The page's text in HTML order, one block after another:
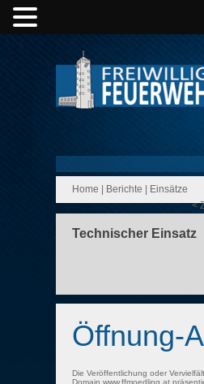
Home Berichte
Einsätze
<
Technischer Einsatz
Öffnung-
Die Veröffentlichung oder
Domain www.ffmoedling.at